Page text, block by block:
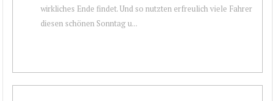
wirkliches Ende findet. Und so nutzten erfreulich viele Fahrer
diesen schönen Sonntag u...